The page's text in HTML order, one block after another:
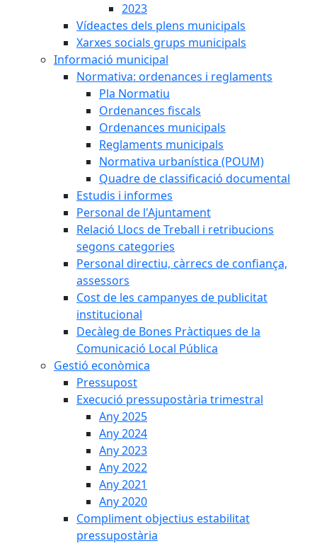
2023
Vídeactes dels plens municipals
Xarxes socials grups municipals
Informació municipal
Normativa: ordenances i reglaments
Pla Normatiu
Ordenances fiscals
Ordenances municipals
Reglaments municipals
Normativa urbanística (POUM)
Quadre de classificació documental
Estudis i informes
Personal de l'Ajuntament
Relació Llocs de Treball i retribucions
segons categories
Personal directiu, càrrecs de confiança,
assessors
Cost de les campanyes de publicitat
institucional
Decàleg de Bones Pràctiques de la
Comunicació Local Pública
Gestió econòmica
Pressupost
Execució pressupostària trimestral
Any 2025
Any 2024
Any 2023
Any 2022
Any 2021
Any 2020
Compliment objectius estabilitat
pressupostària